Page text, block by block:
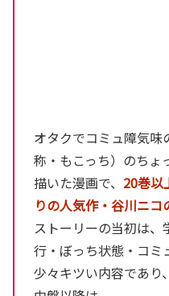
オタクでコミュ障気味
称・もこっち）のちょ
描いた漫画で、 20巻以
りの人気作・谷川ニコ
ストーリーの当初は、
行・ぼっち状態・コミ
少々キツい内容であり、